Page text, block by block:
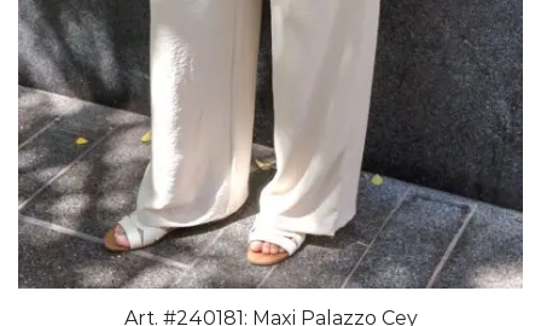
Art. #240181: Maxi Palazzo Cey